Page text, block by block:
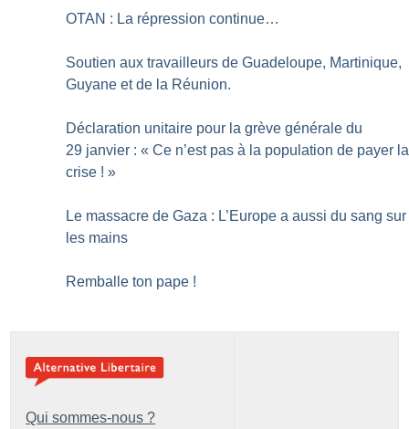
OTAN : La répression continue…
Soutien aux travailleurs de Guadeloupe, Martinique,
Guyane et de la Réunion.
Déclaration unitaire pour la grève générale du
29 janvier : « Ce n’est pas à la population de payer la
crise ! »
Le massacre de Gaza : L’Europe a aussi du sang sur
les mains
Remballe ton pape !
Qui sommes-nous ?